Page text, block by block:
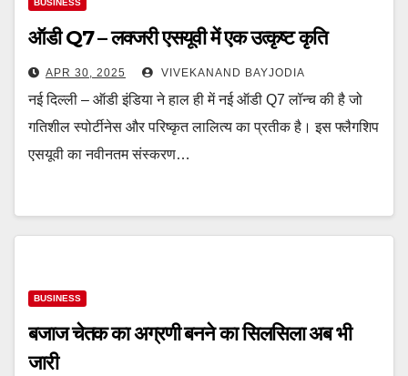
BUSINESS
ऑडी Q7 – लक्जरी एसयूवी में एक उत्कृष्ट कृति
APR 30, 2025 VIVEKANAND BAYJODIA
नई दिल्ली – ऑडी इंडिया ने हाल ही में नई ऑडी Q7 लॉन्च की है जो
गतिशील स्पोर्टीनेस और परिष्कृत लालित्य का प्रतीक है। इस फ्लैगशिप
एसयूवी का नवीनतम संस्करण…
BUSINESS
बजाज चेतक का अग्रणी बनने का सिलसिला अब भी
जारी